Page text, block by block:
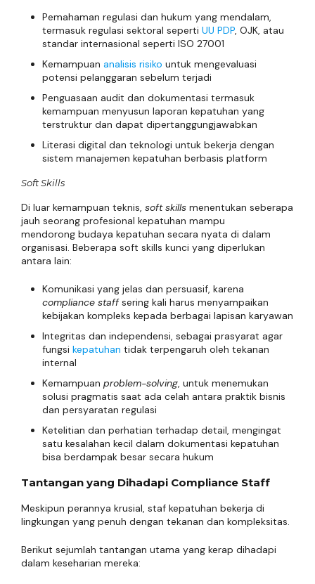
Pemahaman regulasi dan hukum yang mendalam,
termasuk regulasi sektoral seperti UU PDP, OJK, atau
standar internasional seperti ISO 27001
Kemampuan analisis risiko untuk mengevaluasi
potensi pelanggaran sebelum terjadi
Penguasaan audit dan dokumentasi termasuk
kemampuan menyusun laporan kepatuhan yang
terstruktur dan dapat dipertanggungjawabkan
Literasi digital dan teknologi untuk bekerja dengan
sistem manajemen kepatuhan berbasis platform
Soft Skills
Di luar kemampuan teknis, soft skills menentukan seberapa
jauh seorang profesional kepatuhan mampu
mendorong budaya kepatuhan secara nyata di dalam
organisasi. Beberapa soft skills kunci yang diperlukan
antara lain:
Komunikasi yang jelas dan persuasif, karena
compliance staffsering kali harus menyampaikan
kebijakan kompleks kepada berbagai lapisan karyawan
Integritas dan independensi, sebagai prasyarat agar
fungsi kepatuhan tidak terpengaruh oleh tekanan
internal
Kemampuan problem-solving, untuk menemukan
solusi pragmatis saat ada celah antara praktik bisnis
dan persyaratan regulasi
Ketelitian dan perhatian terhadap detail, mengingat
satu kesalahan kecil dalam dokumentasi kepatuhan
bisa berdampak besar secara hukum
Tantangan yang Dihadapi Compliance Staff
Meskipun perannya krusial, staf kepatuhan bekerja di
lingkungan yang penuh dengan tekanan dan kompleksitas.
Berikut sejumlah tantangan utama yang kerap dihadapi
dalam keseharian mereka: